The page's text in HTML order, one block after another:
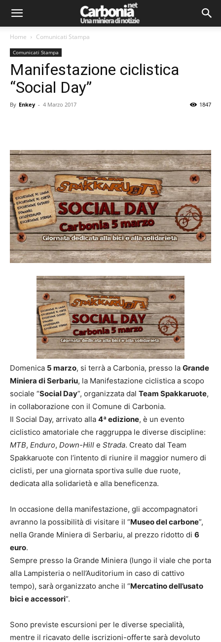
Home Comunicati Stampa
Comunicati Stampa
Manifestazione ciclistica
“Social Day”
By Enkey - 4 Marzo 2017 1847
Domenica 5 marzo, si terrà a Carbonia, presso la Grande
Miniera di Serbariu, la Manifestazione ciclistica a scopo
sociale “Social Day”, organizzata dal Team Spakkaruote,
in collaborazione con il Comune di Carbonia.
Il Social Day, arrivato alla 4ª edizione, è un evento
ciclistico amatoriale che raggruppa le diverse discipline:
MTB, Enduro, Down-Hill e Strada. Creato dal Team
Spakkaruote con l’intento di riunire il maggior numero di
ciclisti, per una giornata sportiva sulle due ruote,
dedicata alla solidarietà e alla beneficenza.
In occasione della manifestazione, gli accompagnatori
avranno la possibilità di visitare il “Museo del carbone”,
nella Grande Miniera di Serbariu, al prezzo ridotto di 6
euro.
Sempre presso la Grande Miniera (lungo il viale che porta
alla Lampisteria o nell’Auditorium in caso di cattivo
tempo), sarà organizzato anche il “Mercatino dell’usato
bici e accessori”.
Sono previste escursioni per le diverse specialità,
mentre il ricavato delle iscrizioni-offerte sarà devoluto